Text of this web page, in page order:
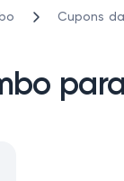
Cupons